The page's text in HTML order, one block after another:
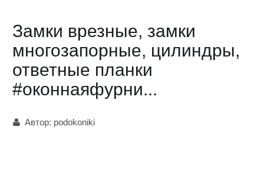
Замки врезные, замки
многозапорные, цилиндры,
ответные планки
#оконнаяфурни...
Автор: podokoniki